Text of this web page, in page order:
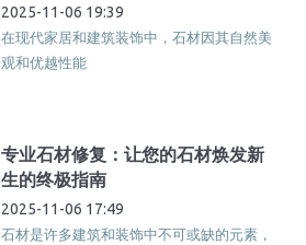
2025-11-06 19:39
在现代家居和建筑装饰中，石材因其自然美
观和优越性能
专业石材修复：让您的石材焕发新
生的终极指南
2025-11-06 17:49
石材是许多建筑和装饰中不可或缺的元素，